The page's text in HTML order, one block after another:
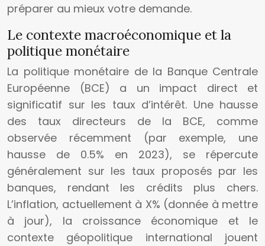
préparer au mieux votre demande.
Le contexte macroéconomique et la
politique monétaire
La politique monétaire de la Banque Centrale
Européenne (BCE) a un impact direct et
significatif sur les taux d’intérêt. Une hausse
des taux directeurs de la BCE, comme
observée récemment (par exemple, une
hausse de 0.5% en 2023), se répercute
généralement sur les taux proposés par les
banques, rendant les crédits plus chers.
L’inflation, actuellement à X% (donnée à mettre
à jour), la croissance économique et le
contexte géopolitique international jouent